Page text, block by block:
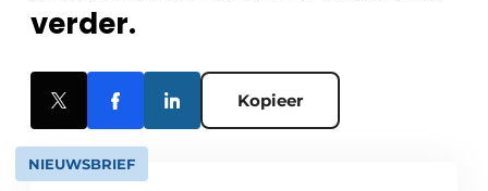
verder.
Kopieer
NIEUWSBRIEF